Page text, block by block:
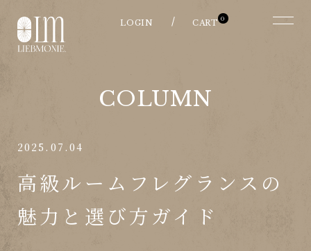
0
COLUMN
2025.07.04
高級ルームフレグランスの
魅力と選び方ガイド